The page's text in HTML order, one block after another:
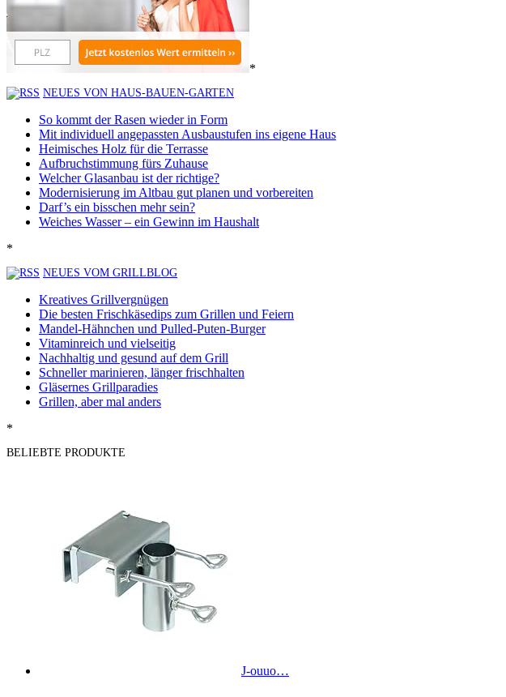
*
NEUES VON HAUS-BAUEN-GARTEN
So kommt der Rasen wieder in Form
Mit individuell angepassten Ausbaustufen ins eigene Haus
Heimisches Holz für die Terrasse
Aufbruchstimmung fürs Zuhause
Welcher Glasanbau ist der richtige?
Modernisierung im Altbau gut planen und vorbereiten
Darf’s ein bisschen mehr sein?
Weiches Wasser – ein Gewinn im Haushalt
*
NEUES VOM GRILLBLOG
Kreatives Grillvergnügen
Die besten Frischkäsedips zum Grillen und Feiern
Mandel-Hähnchen und Pulled-Puten-Burger
Vitaminreich und vielseitig
Nachhaltig und gesund auf dem Grill
Schneller marinieren, länger frischhalten
Gläsernes Grillparadies
Grillen, aber mal anders
*
BELIEBTE PRODUKTE
J-ouuo…